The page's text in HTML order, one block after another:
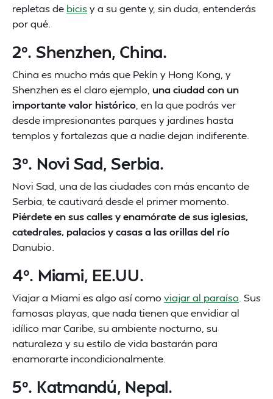
repletas de bicisy a su gente y, sin duda, entenderás
por qué.
2º. Shenzhen, China.
China es mucho más que Pekín y Hong Kong, y
Shenzhen es el claro ejemplo, una ciudad con un
importante valor histórico , en la que podrás ver
desde impresionantes parques y jardines hasta
templos y fortalezas que a nadie dejan indiferente.
3º. Novi Sad, Serbia.
Novi Sad, una de las ciudades con más encanto de
Serbia, te cautivará desde el primer momento.
Piérdete en sus calles y enamórate de sus iglesias,
catedrales, palacios y casas a las orillas del río
Danubio.
4º. Miami, EE.UU.
Viajar a Miami es algo así como viajar al paraíso . Sus
famosas playas, que nada tienen que envidiar al
idílico mar Caribe, su ambiente nocturno, su
naturaleza y su estilo de vida bastarán para
enamorarte incondicionalmente.
5º. Katmandú, Nepal.